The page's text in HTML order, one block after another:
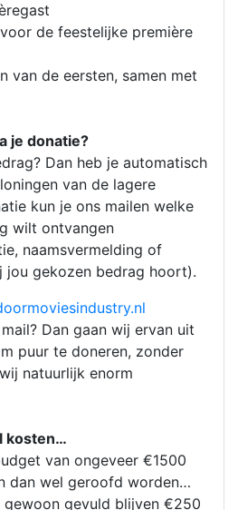
de feestelijke première
van de eersten, samen met
je donatie?
Dan heb je automatisch
van de lagere
kun je ons mailen welke
wilt ontvangen
naamsvermelding of
jou gekozen bedrag hoort).
Dan gaan wij ervan uit
puur te doneren, zonder
natuurlijk enorm
kosten…
van ongeveer €1500
dan wel geroofd worden…
gewoon gevuld blijven €250